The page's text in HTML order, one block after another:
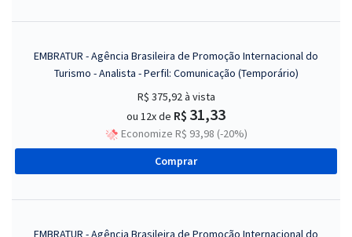
EMBRATUR - Agência Brasileira de Promoção Internacional do
Turismo - Analista - Perfil: Comunicação (Temporário)
R$ 375,92à vista
ou 12x de R$ 31,33
Economize R$ 93,98 (-20%)
Comprar
EMBRATUR - Agência Brasileira de Promoção Internacional do